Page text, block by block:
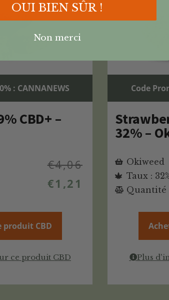
: CANNANEWS
CBD+ –
€4,06
€1,21
produit CBD
ce produit CBD
Code
32% –
Okiweed
Taux :
Quantité
Plus
OUI BIEN SÛR !
Non merci